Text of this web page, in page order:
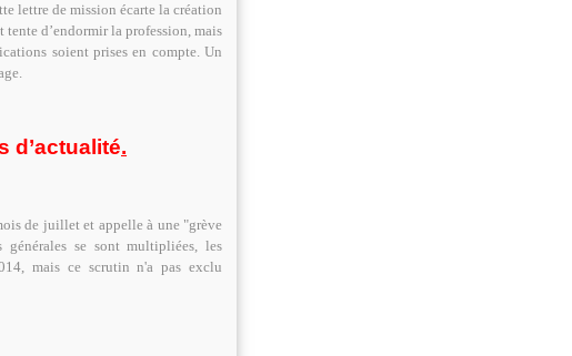
lettre de mission écarte la création
d’endormir la profession, mais
soient prises en compte. Un
d’actualité.
de juillet et appelle à une "grève
se sont multipliées, les
mais ce scrutin n'a pas exclu